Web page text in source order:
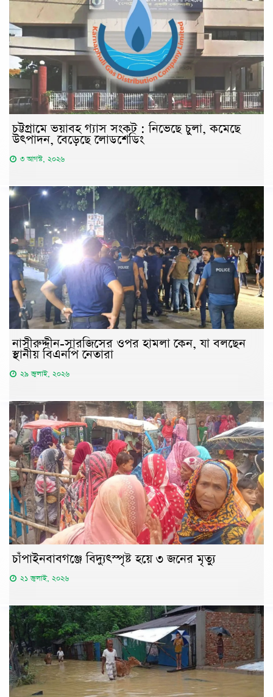
চট্টগ্রামে ভয়াবহ গ্যাস সংকট : নিভেছে চুলা, কমেছে
উৎপাদন, বেড়েছে লোডশেডিং
৩ আগস্ট, ২০২৬
নাসীরুদ্দীন-সারজিসের ওপর হামলা কেন, যা বলছেন
স্থানীয় বিএনপি নেতারা
২৯ জুলাই, ২০২৬
চাঁপাইনবাবগঞ্জে বিদ্যুৎস্পৃষ্ট হয়ে ৩ জনের মৃত্যু
২১ জুলাই, ২০২৬